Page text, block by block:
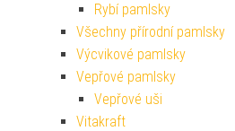
Rybí pamlsky
Všechny přírodní pamlsky
Výcvikové pamlsky
Vepřové pamlsky
Vepřové uši
Vitakraft